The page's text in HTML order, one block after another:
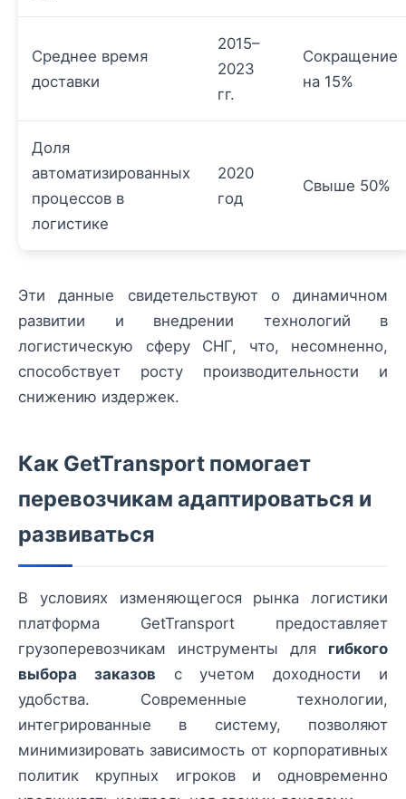
Среднее время
доставки
2015–
2023
гг.
Сокращение
на 15%
Доля
автоматизированных
процессов в
логистике
2020
год
Свыше 50%
Эти данные свидетельствуют о динамичном
развитии и внедрении технологий в
логистическую сферу СНГ, что, несомненно,
способствует росту производительности и
снижению издержек.
Как GetTransport помогает
перевозчикам адаптироваться и
развиваться
В условиях изменяющегося рынка логистики
платформа GetTransport предоставляет
грузоперевозчикам инструменты для гибкого
выбора заказов с учетом доходности и
удобства. Современные технологии,
интегрированные в систему, позволяют
минимизировать зависимость от корпоративных
политик крупных игроков и одновременно